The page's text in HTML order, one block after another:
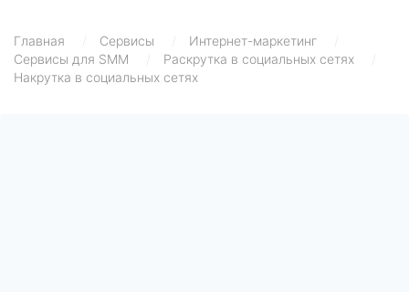
Главная Сервисы Интернет-маркетинг
Сервисы для SMM
Раскрутка в социальных сетях
Накрутка в социальных сетях